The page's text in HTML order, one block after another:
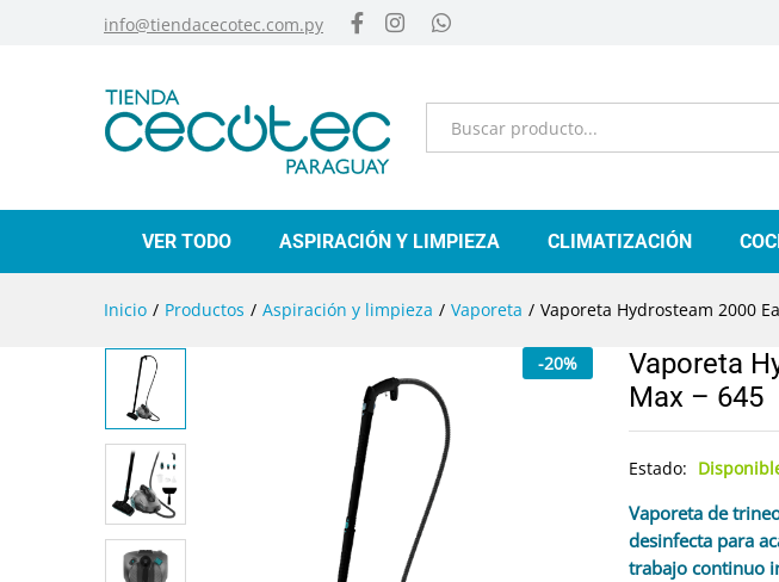
info@tiendacecotec.com.py
Categorías
VER TODO ASPIRACIÓN Y LIMPIEZA CLIMATIZACIÓN
Inicio / Productos / Aspiración y limpieza / Vaporeta / Vaporeta Hydrosteam 2000
-20%
Vaporeta
Max – 645
Estado:
Vaporeta de
desinfecta para
trabajo continuo